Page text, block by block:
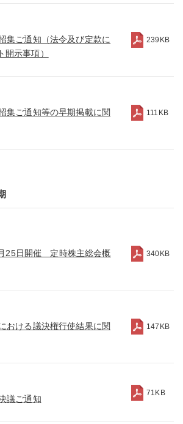
集ご通知（法令及び定款に
示事項）
239KB
集ご通知等の早期掲載に関
111KB
25日開催 定時株主総会概
340KB
おける議決権行使結果に関
147KB
議ご通知
71KB